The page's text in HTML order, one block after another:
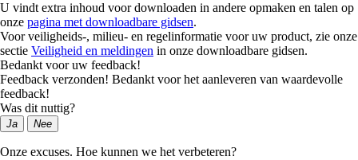
U vindt extra inhoud voor downloaden in andere opmaken en talen op
onze pagina met downloadbare gidsen.
Voor veiligheids-, milieu- en regelinformatie voor uw product, zie onze
sectie Veiligheid en meldingen in onze downloadbare gidsen.
Bedankt voor uw feedback!
Feedback verzonden! Bedankt voor het aanleveren van waardevolle
feedback!
Was dit nuttig?
Ja Nee
Onze excuses. Hoe kunnen we het verbeteren?